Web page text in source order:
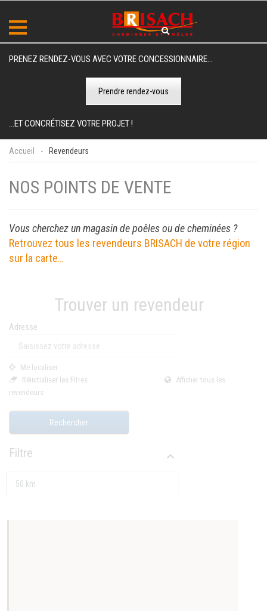
PRENEZ RENDEZ-VOUS AVEC VOTRE CONCESSIONNAIRE...
Prendre rendez-vous
...ET CONCRÉTISEZ VOTRE PROJET !
Accueil Revendeurs
NOS POINTS DE VENTE
Vous cherchez un magasin de poêles ou de cheminées ?
Retrouvez tous les revendeurs BRISACH de votre région
sur la carte…
Trouver un revendeur
Adresse
Me localiser
Réinitialiser les filtres
Afficher tous les
revendeurs
Rechercher
Filtre